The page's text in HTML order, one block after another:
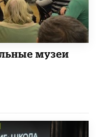
музеи